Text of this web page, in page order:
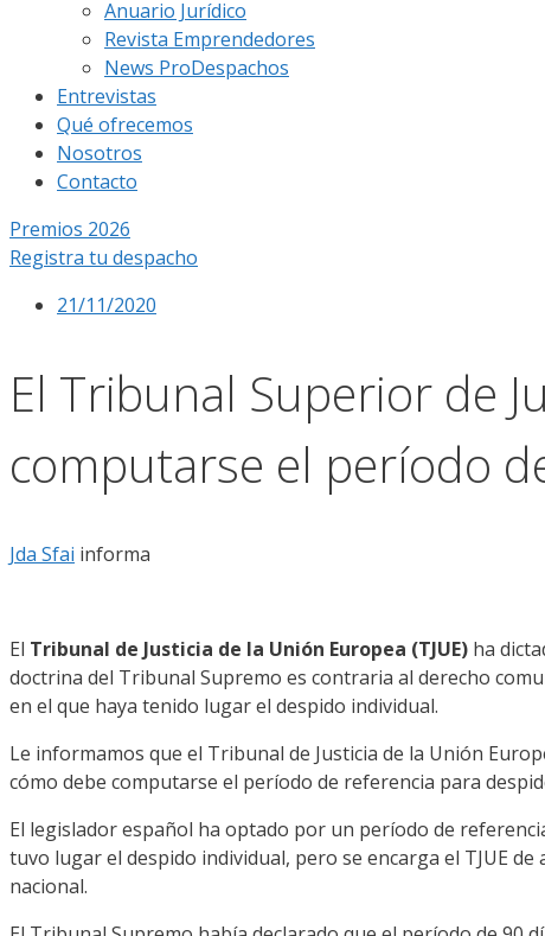
Anuario Jurídico
Revista Emprendedores
News ProDespachos
Entrevistas
Qué ofrecemos
Nosotros
Contacto
Premios 2026
Registra tu despacho
21/11/2020
El Tribunal Superior de
computarse el período
Jda Sfai informa
El Tribunal de Justicia de la Unión Europea (TJUE) ha
doctrina del Tribunal Supremo es contraria al derecho
en el que haya tenido lugar el despido individual.
Le informamos que el Tribunal de Justicia de la Unión
cómo debe computarse el período de referencia para
El legislador español ha optado por un período de
tuvo lugar el despido individual, pero se encarga el TJUE
nacional.